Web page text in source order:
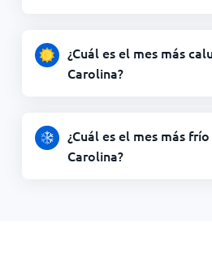
¿Cuál es el mes más
Carolina?
¿Cuál es el mes más
Carolina?